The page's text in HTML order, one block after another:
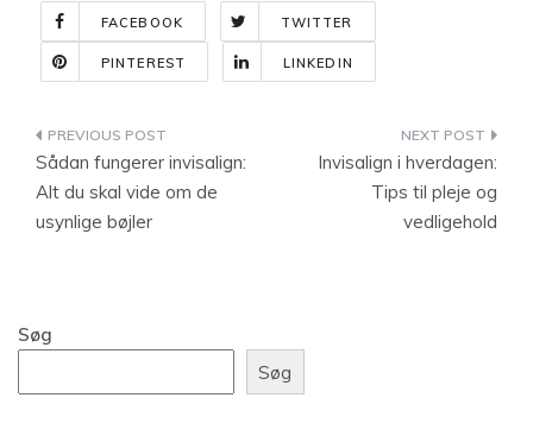
FACEBOOK TWITTER
PINTEREST LINKEDIN
Indlægsnavigation
Sådan fungerer invisalign:
Alt du skal vide om de
usynlige bøjler
Invisalign i hverdagen:
Tips til pleje og
vedligehold
Søg
Søg